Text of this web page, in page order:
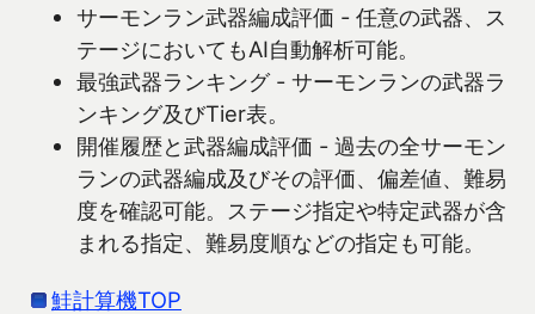
サーモンラン武器編成評価 - 任意の武器、ス
テージにおいてもAI自動解析可能。
最強武器ランキング - サーモンランの武器ラ
ンキング及びTier表。
開催履歴と武器編成評価 - 過去の全サーモン
ランの武器編成及びその評価、偏差値、難易
度を確認可能。ステージ指定や特定武器が含
まれる指定、難易度順などの指定も可能。
鮭計算機TOP